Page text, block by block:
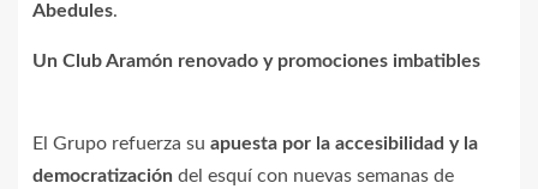
Abedules.
Un Club Aramón renovado y promociones imbatibles
El Grupo refuerza su apuesta por la accesibilidad y la
democratización del esquí con nuevas semanas de